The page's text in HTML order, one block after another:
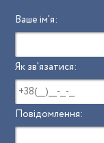
Ваше ім'я:
Як зв'язатися:
Повідомлення: